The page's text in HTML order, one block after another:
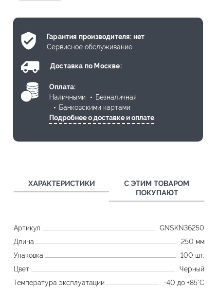
Гарантия производителя: нет
Сервисное обслуживание
Доставка по Москве:
Оплата:
Наличными
Безналичная
Банковскими картами
Подробнее о доставке и оплате
ХАРАКТЕРИСТИКИ
С ЭТИМ ТОВАРОМ
ПОКУПАЮТ
Артикул
GNSKN36250
Длина
250 мм
Упаковка
100 шт.
Цвет
Черный
Температура эксплуатации
-40 до +85°C